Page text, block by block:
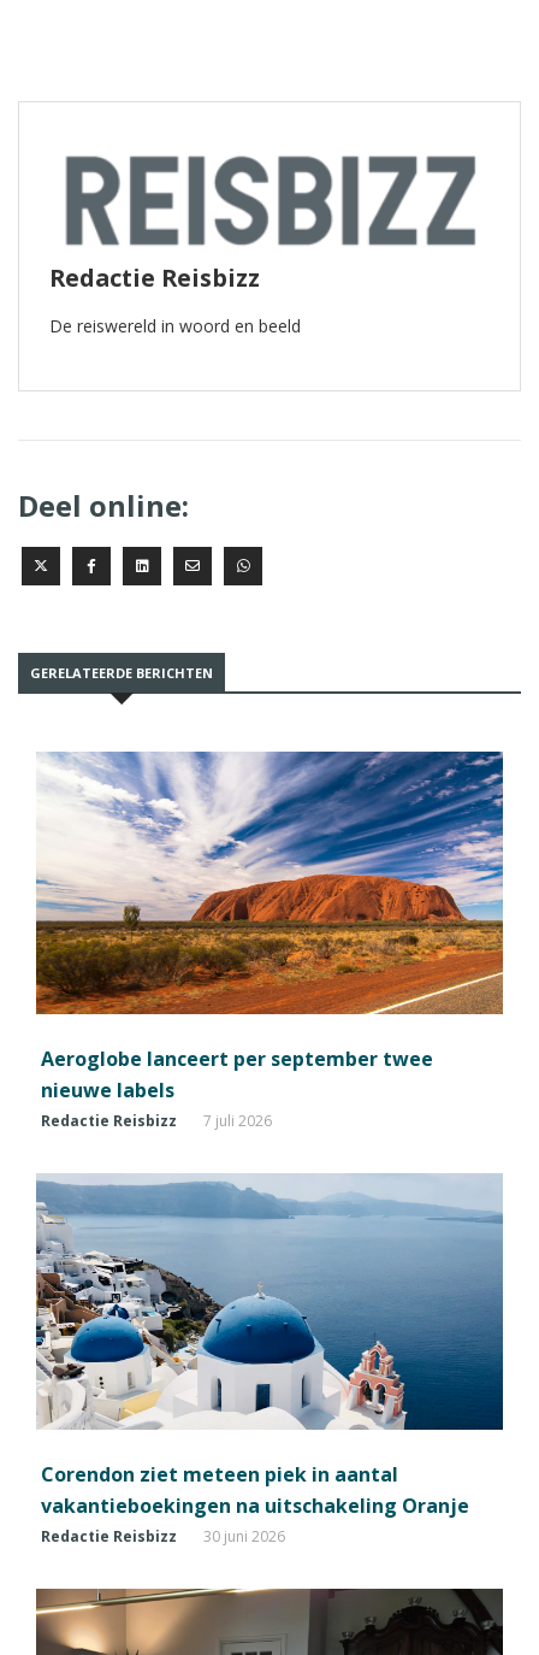
Redactie Reisbizz
De reiswereld in woord en beeld
Deel online:
GERELATEERDE BERICHTEN
Aeroglobe lanceert per september twee
nieuwe labels
Redactie Reisbizz 7 juli 2026
Corendon ziet meteen piek in aantal
vakantieboekingen na uitschakeling Oranje
Redactie Reisbizz 30 juni 2026